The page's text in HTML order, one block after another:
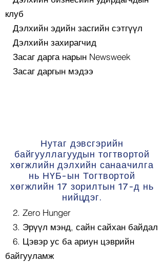
клуб
Дэлхийн эдийн засгийн сэтгүүл
Дэлхийн захирагчид
Засаг дарга нарын Newsweek
Засаг даргын мэдээ
Нутаг дэвсгэрийн
байгууллагуудын тогтвортой
хөгжлийн дэлхийн санаачилга
нь НҮБ-ын Тогтвортой
хөгжлийн 17 зорилтын 17-д нь
нийцдэг.
2. Zero Hunger
3. Эрүүл мэнд, сайн сайхан байдал
6. Цэвэр ус ба ариун цэврийн
байгууламж